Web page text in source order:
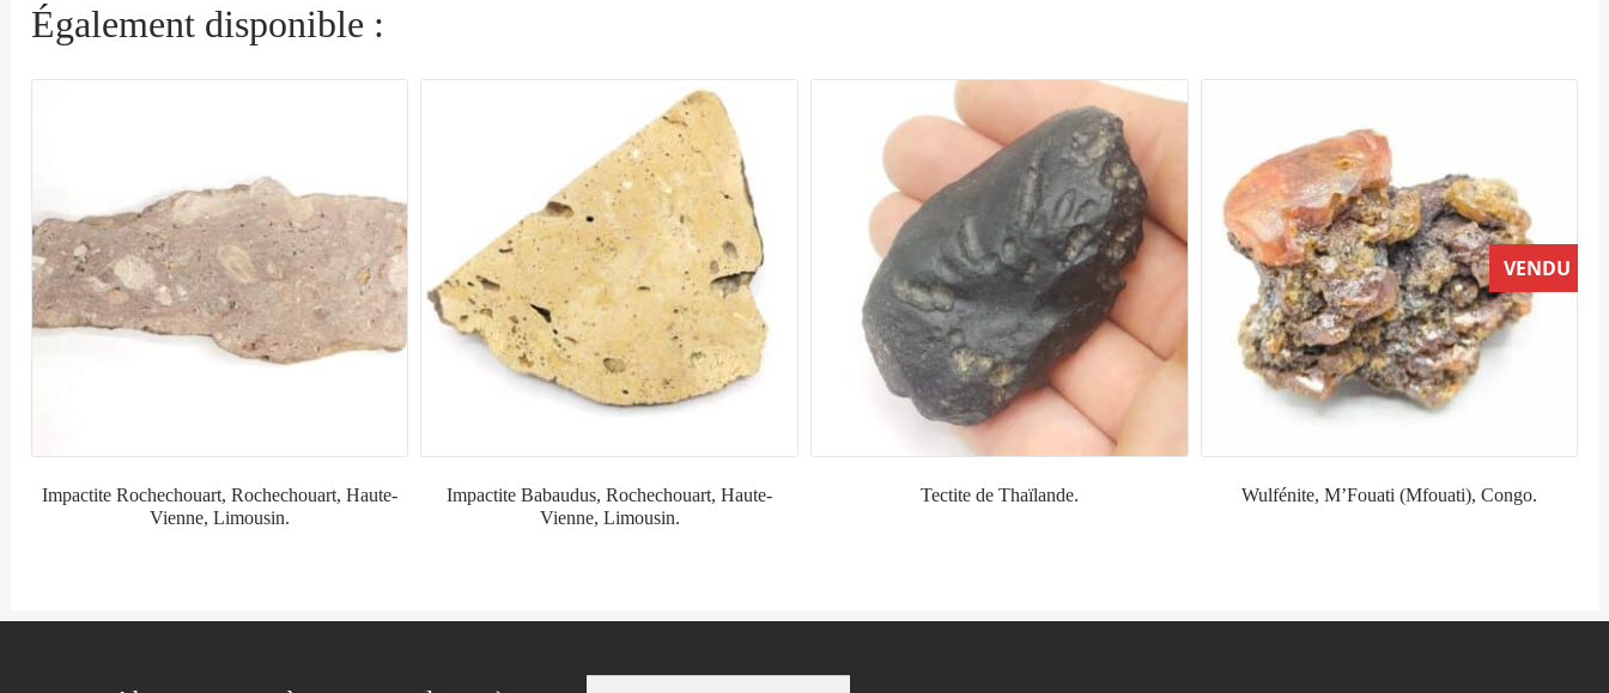
Également disponible :
Impactite Rochechouart, Rochechouart, Haute-
Vienne, Limousin.
Impactite Babaudus, Rochechouart, Haute-
Vienne, Limousin.
Tectite de Thaïlande.
VENDU
Wulfénite, M’Fouati (Mfouati), Congo.